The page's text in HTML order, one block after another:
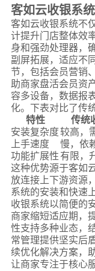
客如云收银系
客如云收银系统不
计提升门店整体效
身和强劲处理器，
副屏拓展，适应不
节，包括会员营销
助商家盘活会员资
容多设备，数据报
化。下表对比了传
特性
传统
安装复杂度较高，
上手速度
慢，依
功能扩展性有限，
这种优势源于客如
放连接上下游资源
系统的安装和快速
收银系统以简便的
商家缩短适应期，
性支持多种业态，
常管理提供坚实后
续优化解决方案，
让商家专注于核心